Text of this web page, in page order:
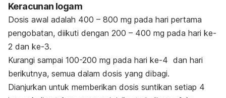
Keracunan logam
Dosis awal adalah 400 – 800 mg pada hari pertama
pengobatan, diikuti dengan 200 – 400 mg pada hari ke-
2 dan ke-3.
Kurangi sampai 100-200 mg pada hari ke-4 dan hari
berikutnya, semua dalam dosis yang dibagi.
Dianjurkan untuk memberikan dosis suntikan setiap 4